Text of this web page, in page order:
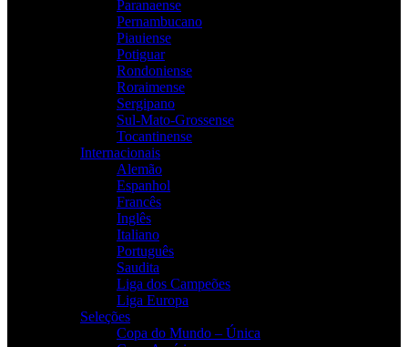
Paranaense
Pernambucano
Piauiense
Potiguar
Rondoniense
Roraimense
Sergipano
Sul-Mato-Grossense
Tocantinense
Internacionais
Alemão
Espanhol
Francês
Inglês
Italiano
Português
Saudita
Liga dos Campeões
Liga Europa
Seleções
Copa do Mundo – Única